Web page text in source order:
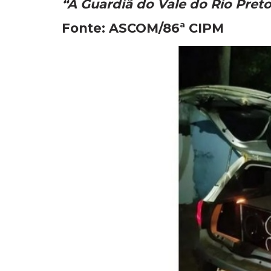
“A Guardiã do Vale do Rio
Fonte: ASCOM/86ª CIPM